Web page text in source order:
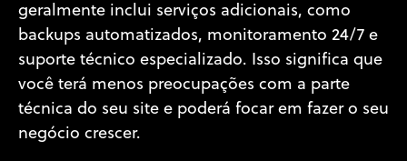
geralmente inclui serviços adicionais, como
backups automatizados, monitoramento 24/7 e
suporte técnico especializado. Isso significa que
você terá menos preocupações com a parte
técnica do seu site e poderá focar em fazer o seu
negócio crescer.